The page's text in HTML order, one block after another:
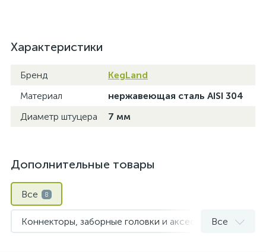
Характеристики
Бренд
KegLand
Материал
нержавеющая сталь AISI 304
Диаметр штуцера
7 мм
Дополнительные товары
Все 8
Коннекторы, заборные головки и аксессуары для кегов
Все